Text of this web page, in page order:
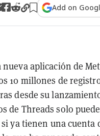
Add on
nueva aplicación de
10 millones de
desde su
de Threads solo
ya tienen una cuenta